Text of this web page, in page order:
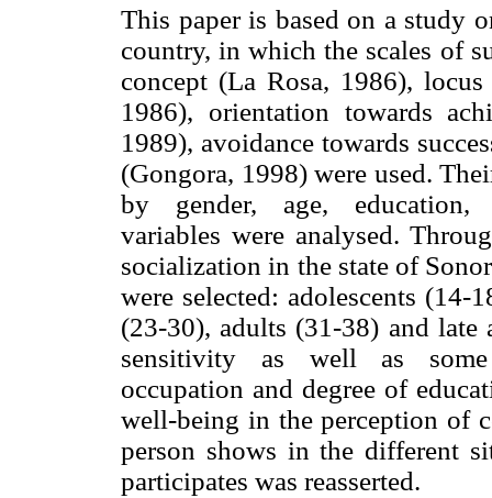
This paper is based on a study
country, in which the scales of
concept (La Rosa, 1986),
1986), orientation towards
1989), avoidance towards
(Gongora, 1998) were used.
by gender, age,
variables were analysed.
socialization in the state of
were selected: adolescents (14-
(23-30), adults (31-38) and late
sensitivity as well as
occupation and degree of
well-being in the perception of
person shows in the different
participates was reasserted.